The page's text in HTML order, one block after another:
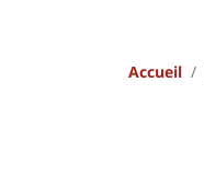
Accueil